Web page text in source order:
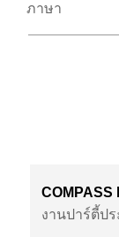
ภาษา
COMPASS
งานปาร์ตี้ป